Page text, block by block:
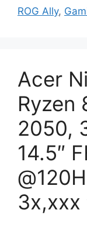
ROG Ally,
Acer
Ryzen
2050,
14.5″
3x,xxx